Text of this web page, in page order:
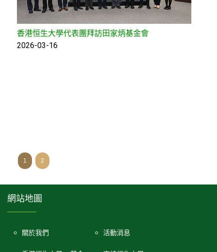
香港恒生大學代表團拜訪田家炳基金會
2026-03-16
1 2
網站地圖
關於我們 活動消息